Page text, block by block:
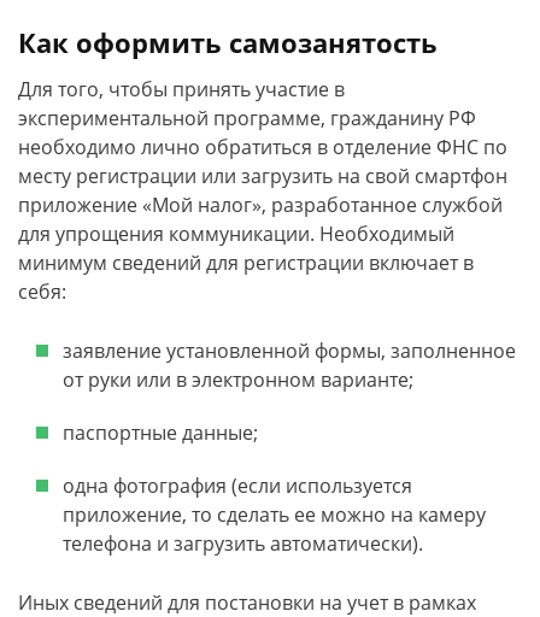
Как оформить самозанятость
Для того, чтобы принять участие в
экспериментальной программе, гражданину РФ
необходимо лично обратиться в отделение ФНС по
месту регистрации или загрузить на свой смартфон
приложение «Мой налог», разработанное службой
для упрощения коммуникации. Необходимый
минимум сведений для регистрации включает в
себя:
заявление установленной формы, заполненное
от руки или в электронном варианте;
паспортные данные;
одна фотография (если используется
приложение, то сделать ее можно на камеру
телефона и загрузить автоматически).
Иных сведений для постановки на учет в рамках